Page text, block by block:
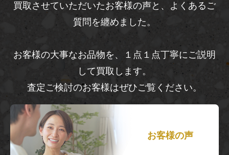
買取させていただいたお客様の声と、よくあるご
質問を纏めました。
お客様の大事なお品物を、１点１点丁寧にご説明
して買取します。
査定ご検討のお客様はぜひご覧ください。
お客様の声